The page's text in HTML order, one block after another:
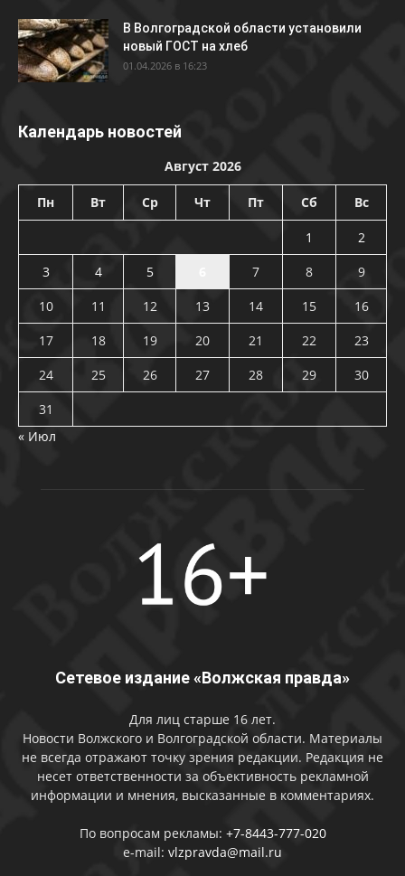
В Волгоградской области установили
новый ГОСТ на хлеб
01.04.2026 в 16:23
Календарь новостей
Август 2026
Пн Вт Ср Чт Пт Сб Вс
1
2
3
4 5 7 8
9
10
11 12 13 14 15
16
17
18 19 20 21 22
23
24
25 26 27 28 29
30
31
« Июл
Сетевое издание «Волжская правда»
Для лиц старше 16 лет.
Новости Волжского и Волгоградской области. Материалы
не всегда отражают точку зрения редакции. Редакция не
несет ответственности за объективность рекламной
информации и мнения, высказанные в комментариях.
По вопросам рекламы: +7-8443-777-020
e-mail: vlzpravda@mail.ru